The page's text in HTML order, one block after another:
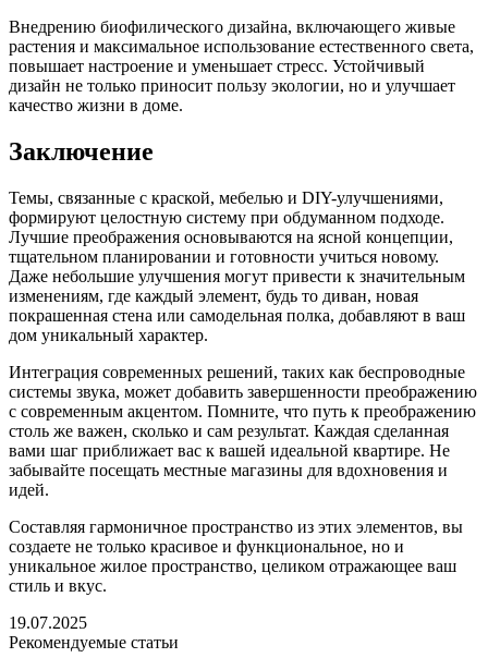
Внедрению биофилического дизайна, включающего живые
растения и максимальное использование естественного света,
повышает настроение и уменьшает стресс. Устойчивый
дизайн не только приносит пользу экологии, но и улучшает
качество жизни в доме.
Заключение
Темы, связанные с краской, мебелью и DIY-улучшениями,
формируют целостную систему при обдуманном подходе.
Лучшие преображения основываются на ясной концепции,
тщательном планировании и готовности учиться новому.
Даже небольшие улучшения могут привести к значительным
изменениям, где каждый элемент, будь то диван, новая
покрашенная стена или самодельная полка, добавляют в ваш
дом уникальный характер.
Интеграция современных решений, таких как беспроводные
системы звука, может добавить завершенности преображению
с современным акцентом. Помните, что путь к преображению
столь же важен, сколько и сам результат. Каждая сделанная
вами шаг приближает вас к вашей идеальной квартире. Не
забывайте посещать местные магазины для вдохновения и
идей.
Составляя гармоничное пространство из этих элементов, вы
создаете не только красивое и функциональное, но и
уникальное жилое пространство, целиком отражающее ваш
стиль и вкус.
19.07.2025
Рекомендуемые статьи